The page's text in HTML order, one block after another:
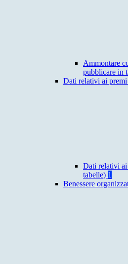
Ammontare
pubblicare in
Dati relativi ai premi
Dati relativi
tabelle) 1
Benessere